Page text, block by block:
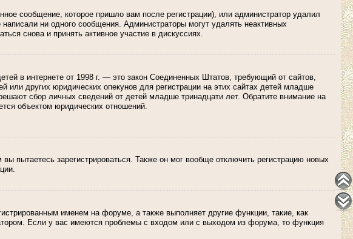
сообщение, которое пришло вам после регистрации), или администратор удалил
ни одного сообщения. Администраторы могут удалять неактивных
снова и принять активное участие в дискуссиях.
в интернете от 1998 г. — это закон Соединенных Штатов, требующий от сайтов,
других юридических опекунов для регистрации на этих сайтах детей младше
сбор личных сведений от детей младше тринадцати лет. Обратите внимание на
объектом юридических отношений.
пытаетесь зарегистрироваться. Также он мог вообще отключить регистрацию новых
именем на форуме, а также выполняет другие функции, такие, как
Если у вас имеются проблемы с входом или с выходом из форума, то функция